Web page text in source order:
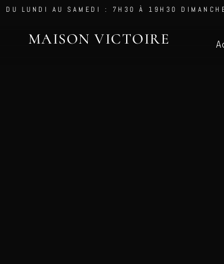
DU LUNDI AU SAMEDI : 7H30 À 19H30
MAISON VICTOIRE